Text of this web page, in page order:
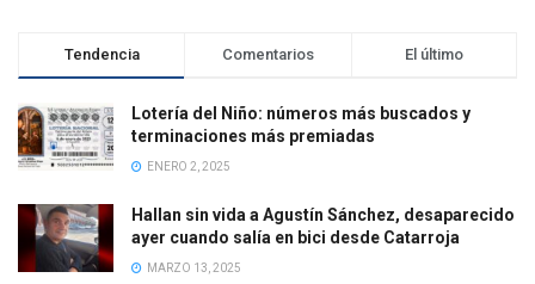
Tendencia Comentarios El último
Lotería del Niño: números más buscados y
terminaciones más premiadas
ENERO 2, 2025
Hallan sin vida a Agustín Sánchez, desaparecido
ayer cuando salía en bici desde Catarroja
MARZO 13, 2025